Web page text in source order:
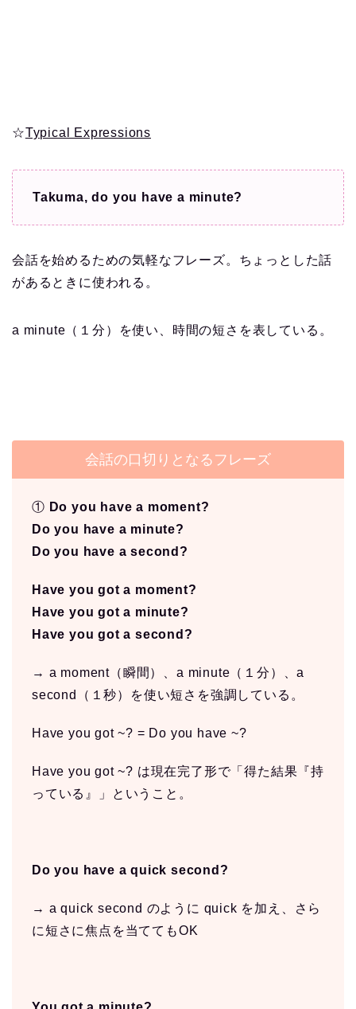
☆Typical Expressions
Takuma, do you have a minute?
会話を始めるための気軽なフレーズ。ちょっとした話
があるときに使われる。
a minute（１分）を使い、時間の短さを表している。
会話の口切りとなるフレーズ
① Do you have a moment?
Do you have a minute?
Do you have a second?
Have you got a moment?
Have you got a minute?
Have you got a second?
→ a moment（瞬間）、a minute（１分）、a
second（１秒）を使い短さを強調している。
Have you got ~? = Do you have ~?
Have you got ~? は現在完了形で「得た結果『持
っている』」ということ。
Do you have a quick second?
→ a quick second のように quick を加え、さら
に短さに焦点を当ててもOK